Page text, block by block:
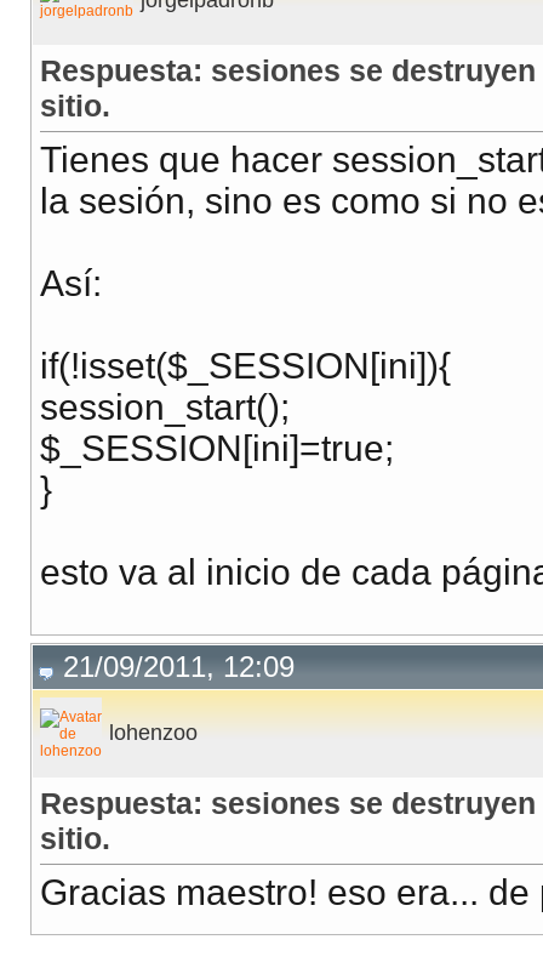
else:
}
Respuesta: sesiones se
sitio.
Tienes que hacer
la sesión, sino es como si no
Así:
if(!isset($_SESSION[ini]){
session_start();
$_SESSION[ini]=true;
}
esto va al inicio de cada
21/09/2011, 12:09
lohenzoo
Respuesta: sesiones se
sitio.
Gracias maestro! eso era...